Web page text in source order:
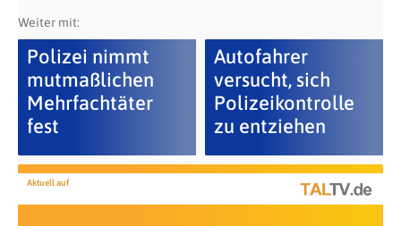
Weiter mit:
Polizei nimmt
mutmaßlichen
Mehrfachtäter
fest
Autofahrer
versucht, sich
Polizeikontrolle
zu entziehen
Aktuell auf